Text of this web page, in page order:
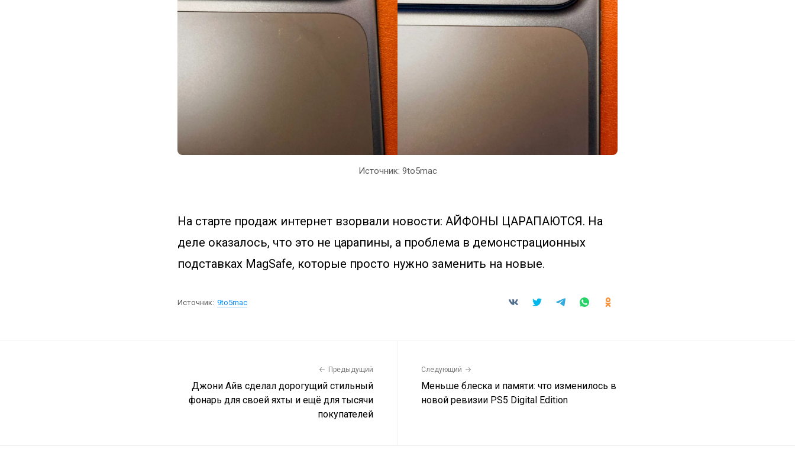
Источник: 9to5mac
На старте продаж интернет взорвали новости: АЙФОНЫ ЦАРАПАЮТСЯ. На
деле оказалось, что это не царапины, а проблема в демонстрационных
подставках MagSafe, которые просто нужно заменить на новые.
Источник: 9to5mac
Предыдущий
Джони Айв сделал дорогущий стильный
фонарь для своей яхты и ещё для тысячи
покупателей
Следующий
Меньше блеска и памяти: что изменилось в
новой ревизии PS5 Digital Edition